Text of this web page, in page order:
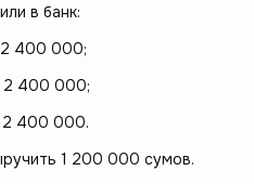
в банк:
2 400 000;
2 400 000;
2 400 000.
1 200 000 сумов.